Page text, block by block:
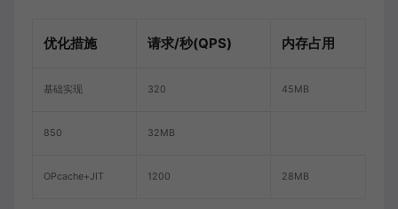
优化措施 请求/秒(QPS) 内存占用
基础实现 320 45MB
850 32MB
OPcache+JIT 1200 28MB